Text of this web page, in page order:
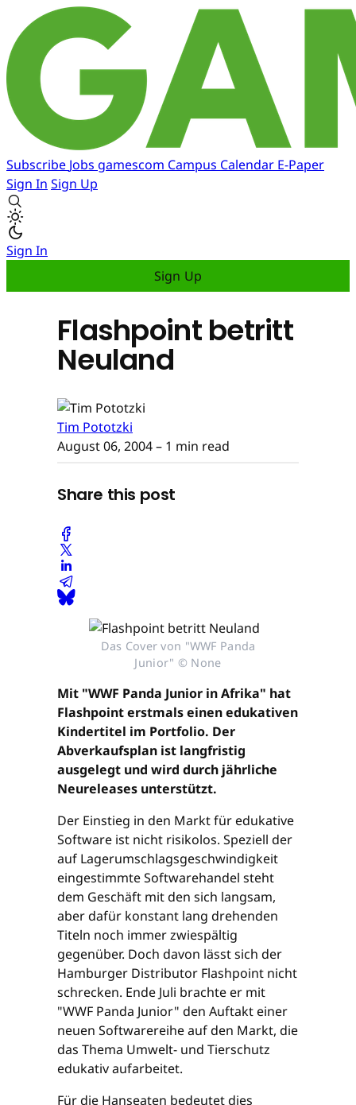
Subscribe Jobs gamescom Campus Calendar E-Paper
Sign In Sign Up
Sign In
Sign Up
Flashpoint betritt
Neuland
Tim Pototzki
August 06, 2004– 1 min read
Share this post
Das Cover von "WWF Panda
Junior" © None
Mit "WWF Panda Junior in Afrika" hat
Flashpoint erstmals einen edukativen
Kindertitel im Portfolio. Der
Abverkaufsplan ist langfristig
ausgelegt und wird durch jährliche
Neureleases unterstützt.
Der Einstieg in den Markt für edukative
Software ist nicht risikolos. Speziell der
auf Lagerumschlagsgeschwindigkeit
eingestimmte Softwarehandel steht
dem Geschäft mit den sich langsam,
aber dafür konstant lang drehenden
Titeln noch immer zwiespältig
gegenüber. Doch davon lässt sich der
Hamburger Distributor Flashpoint nicht
schrecken. Ende Juli brachte er mit
"WWF Panda Junior" den Auftakt einer
neuen Softwarereihe auf den Markt, die
das Thema Umwelt- und Tierschutz
edukativ aufarbeitet.
Für die Hanseaten bedeutet dies